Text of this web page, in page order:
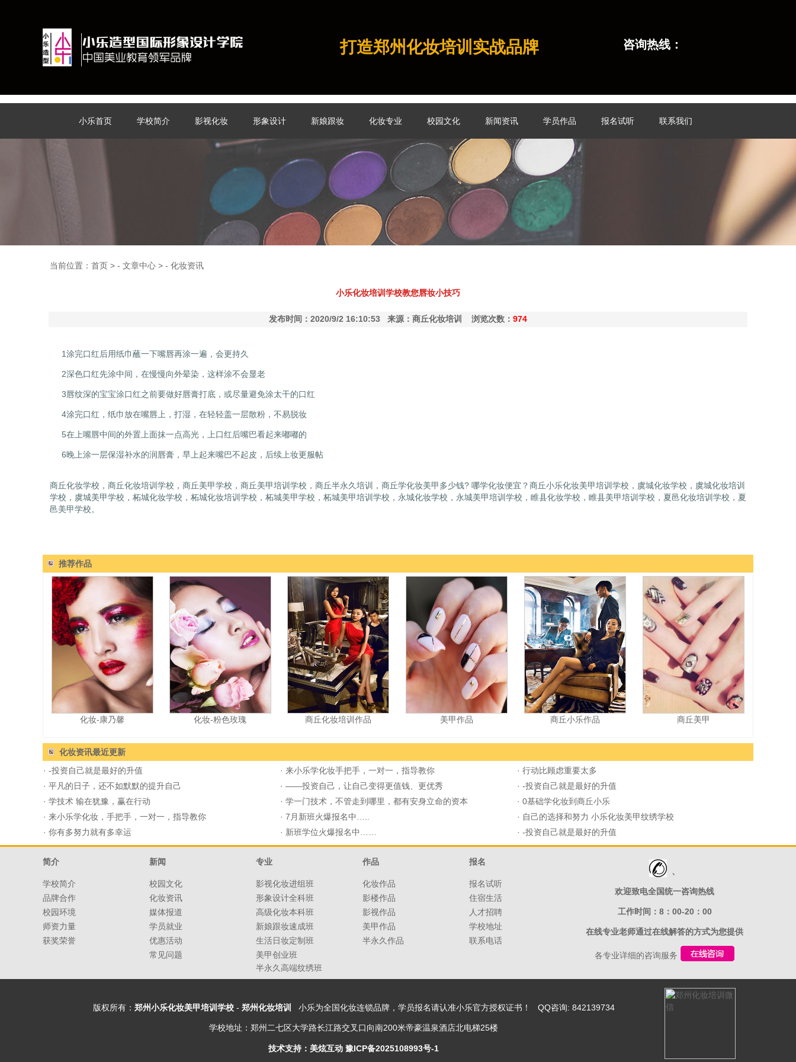
打造郑州化妆培训实战品牌 咨询热线：
小乐首页 学校简介 影视化妆 形象设计 新娘跟妆 化妆专业 校园文化 新闻资讯 学员作品 报名试听 联系我们
当前位置： 首页 > - 文章中心 > - 化妆资讯
小乐化妆培训学校教您唇妆小技巧
发布时间：2020/9/2 16:10:53 来源：商丘化妆培训 浏览次数： 974
1涂完口红后用纸巾蘸一下嘴唇再涂一遍，会更持久
2深色口红先涂中间，在慢慢向外晕染，这样涂不会显老
3唇纹深的宝宝涂口红之前要做好唇膏打底，或尽量避免涂太干的口红
4涂完口红，纸巾放在嘴唇上，打湿，在轻轻盖一层散粉，不易脱妆
5在上嘴唇中间的外置上面抹一点高光，上口红后嘴巴看起来嘟嘟的
6晚上涂一层保湿补水的润唇膏，早上起来嘴巴不起皮，后续上妆更服帖
商丘化妆学校，商丘化妆培训学校，商丘美甲学校，商丘美甲培训学校，商丘半永久培训，商丘学化妆美甲多少钱? 哪学化妆便宜？商丘小乐化妆美甲培训学校，虞城化妆学校，虞城化妆培训
学校，虞城美甲学校，柘城化妆学校，柘城化妆培训学校，柘城美甲学校，柘城美甲培训学校，永城化妆学校，永城美甲培训学校，睢县化妆学校，睢县美甲培训学校，夏邑化妆培训学校，夏
邑美甲学校。
推荐作品
化妆-康乃馨 化妆-粉色玫瑰 商丘化妆培训作品 美甲作品 商丘小乐作品 商丘美甲
化妆资讯最近更新
· -投资自己就是最好的升值 · 来小乐学化妆手把手，一对一，指导教你 · 行动比顾虑重要太多
· 平凡的日子，还不如默默的提升自己 · ——投资自己，让自己变得更值钱、更优秀 · -投资自己就是最好的升值
· 学技术 输在犹豫，赢在行动 · 学一门技术，不管走到哪里，都有安身立命的资本 · 0基础学化妆到商丘小乐
· 来小乐学化妆，手把手，一对一，指导教你 · 7月新班火爆报名中….. · 自己的选择和努力 小乐化妆美甲纹绣学校
· 你有多努力就有多幸运 · 新班学位火爆报名中…… · -投资自己就是最好的升值
简介 新闻 专业 作品
报名
、
欢迎致电全国统一咨询热线
工作时间：8：00-20：00
在线专业老师通过在线解答的方式为您提供
各专业详细的咨询服务
学校简介 校园文化 影视化妆进组班 化妆作品
报名试听
品牌合作
化妆资讯 形象设计全科班 影楼作品
住宿生活
校园环境
媒体报道 高级化妆本科班 影视作品
人才招聘
师资力量
学员就业 新娘跟妆速成班 美甲作品
学校地址
获奖荣誉
优惠活动 生活日妆定制班 半永久作品
联系电话
常见问题
美甲创业班
半永久高端纹绣班
版权所有： 郑州小乐化妆美甲培训学校- 郑州化妆培训 小乐为全国化妆连锁品牌，学员报名请认准小乐官方授权证书！ QQ咨询: 842139734
学校地址：郑州二七区大学路长江路交叉口向南200米帝豪温泉酒店北电梯25楼
技术支持：美炫互动 豫ICP备2025108993号-1